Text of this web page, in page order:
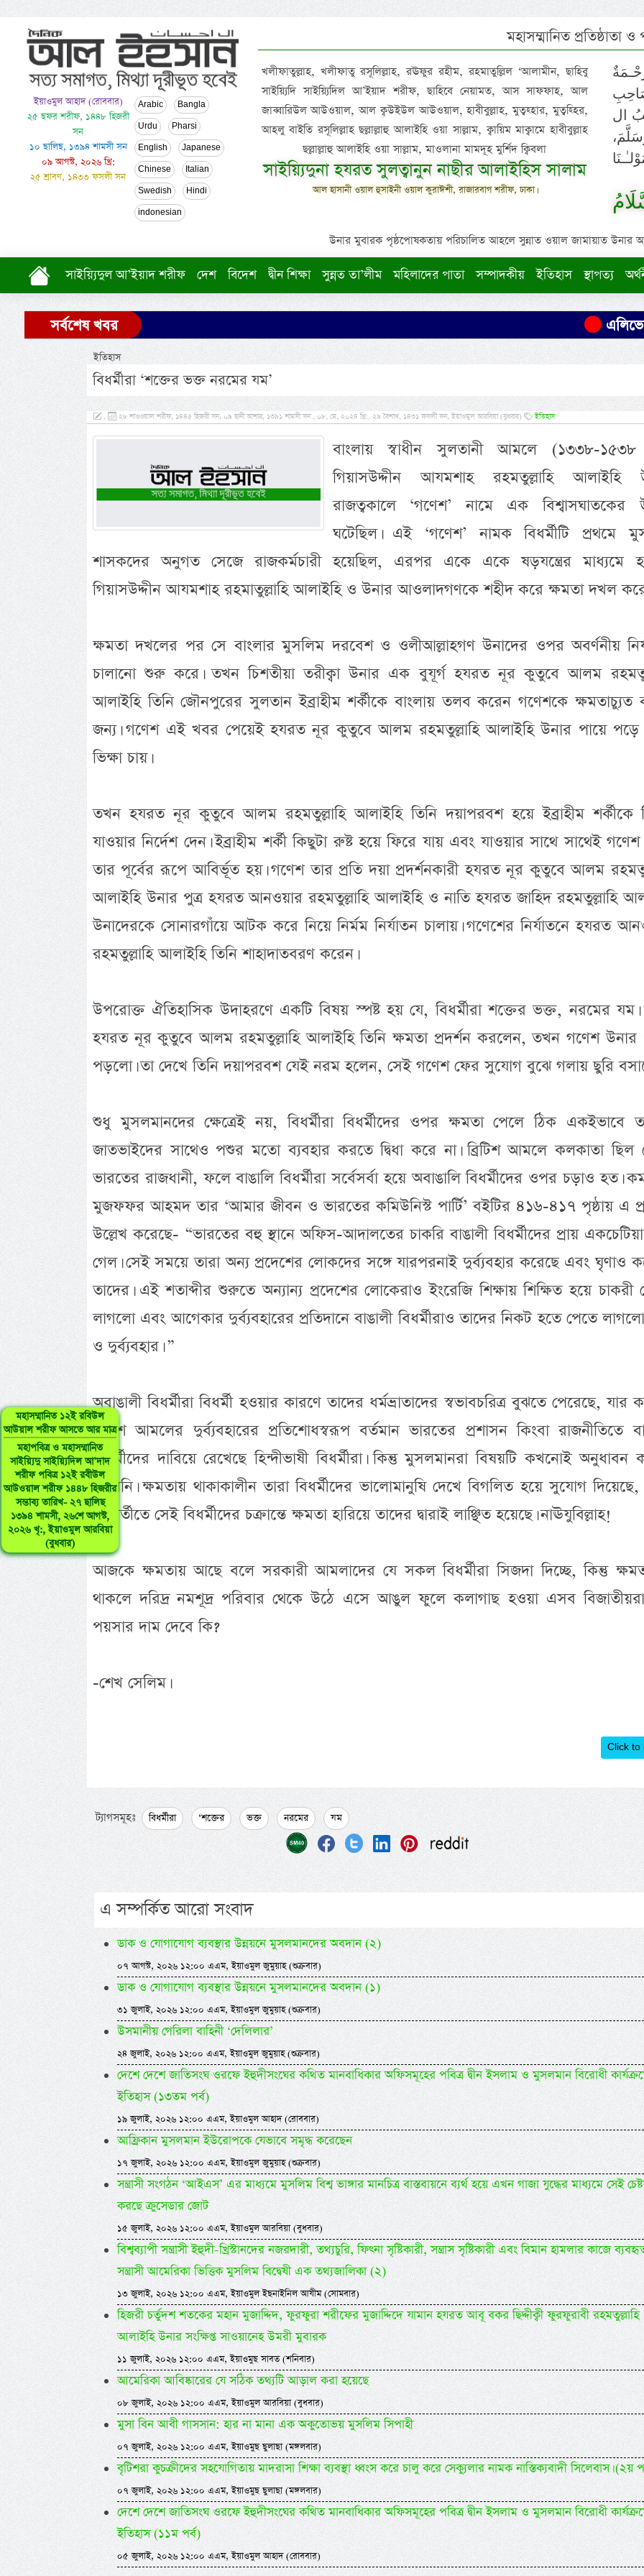
ইয়াওমুল আহাদ (রোববার)
২৫ ছফর শরীফ, ১৪৪৮ হিজরী
সন
১০ ছালিছ, ১৩৯৪ শামসী সন
০৯ আগস্ট, ২০২৬ খ্রি:
২৫ শ্রাবণ, ১৪৩৩ ফসলী সন
Arabic Bangla
Urdu Pharsi
English Japanese
Chinese Italian
Swedish Hindi
indonesian
মহাসম্মানিত প্রতিষ্ঠাতা
খলীফাতুল্লাহ, খলীফাতু রসূলিল্লাহ, রঊফুর রহীম, রহমাতুল্লিল ‘আলামীন, ছাহিবু
সাইয়্যিদি সাইয়্যিদিল আ’ইয়াদ শরীফ, ছাহিবে নেয়ামত, আস সাফফাহ, আল
জাব্বারিউল আউওয়াল, আল ক্বউইউল আউওয়াল, হাবীবুল্লাহ, মুত্বহ্হার, মুত্বহ্হির,
আহলু বাইতি রসূলিল্লাহ ছল্লাল্লাহু আলাইহি ওয়া সাল্লাম, ক্বায়িম মাক্বামে হাবীবুল্লাহ
ছল্লাল্লাহু আলাইহি ওয়া সাল্লাম, মাওলানা মামদূহ মুর্শিদ ক্বিবলা
সাইয়্যিদুনা হযরত সুলত্বানুন নাছীর আলাইহিস সালাম
আল হাসানী ওয়াল হুসাইনী ওয়াল কুরাঈশী, রাজারবাগ শরীফ, ঢাকা।
ال
উনার মুবারক পৃষ্ঠপোষকতায় পরিচালিত আহলে সুন্নাত ওয়াল জামায়াত উনার
সাইয়্যিদুল আ’ইয়াদ শরীফ দেশ বিদেশ দ্বীন শিক্ষা সুন্নত তা’লীম মহিলাদের পাতা সম্পাদকীয় ইতিহাস স্থাপত্য
সর্বশেষ খবর এলিভেটেড
মহাসম্মানিত ১২ই রবিউল
আউয়াল শরীফ আসতে আর মাত্র
মহাপবিত্র ও মহাসম্মানিত
সাইয়্যিদু সাইয়্যিদিল আ’দাদ
শরীফ পবিত্র ১২ই রবীউল
আউওয়াল শরীফ ১৪৪৮ হিজরীর
সম্ভাব্য তারিখ- ২৭ ছালিছ
১৩৯৪ শামসী, ২৬শে আগস্ট,
২০২৬ খৃ:, ইয়াওমুল আরবিয়া
(বুধবার)
ইতিহাস
বিধর্মীরা ‘শক্তের ভক্ত নরমের যম’
, ২৮ শাওওয়াল শরীফ, ১৪৪৫ হিজরী সন, ০৯ ছানী আশার, ১৩৯১ শামসী সন , ০৮, মে, ২০২৪ খ্রি:, ২৯ বৈশাখ, ১৪৩১ ফসলী সন, ইয়াওমুল আরবিয়া (বুধবার) ইতিহাস
বাংলায় স্বাধীন সুলতানী আমলে (১৩৩৮-
গিয়াসউদ্দীন আযমশাহ রহমতুল্লাহি আলাইহি
রাজত্বকালে ‘গণেশ’ নামে এক বিশ্বাসঘাতকের
ঘটেছিল। এই ‘গণেশ’ নামক বিধর্মীটি প্রথমে
শাসকদের অনুগত সেজে রাজকর্মচারী হয়েছিল, এরপর একে একে ষড়যন্ত্রের মাধ্যমে
গিয়াসউদ্দীন আযমশাহ রহমাতুল্লাহি আলাইহি ও উনার আওলাদগণকে শহীদ করে ক্ষমতা দখল
ক্ষমতা দখলের পর সে বাংলার মুসলিম দরবেশ ও ওলীআল্লাহগণ উনাদের ওপর অবর্ণনীয়
চালানো শুরু করে। তখন চিশতীয়া তরীক্বা উনার এক বুযূর্গ হযরত নূর কুতুবে আলম
আলাইহি তিনি জৌনপুরের সুলতান ইব্রাহীম শর্কীকে বাংলায় তলব করেন গণেশকে ক্ষমতাচ্যুত
জন্য। গণেশ এই খবর পেয়েই হযরত নূর কুতুবে আলম রহমতুল্লাহি আলাইহি উনার পায়ে পড়ে
ভিক্ষা চায়।
তখন হযরত নূর কুতুবে আলম রহমতুল্লাহি আলাইহি তিনি দয়াপরবশ হয়ে ইব্রাহীম শর্কীকে
যাওয়ার নির্দেশ দেন। ইব্রাহীম শর্কী কিছুটা রুষ্ট হয়ে ফিরে যায় এবং যাওয়ার সাথে সাথেই
তার পূর্বের রূপে আবির্ভূত হয়। গণেশ তার প্রতি দয়া প্রদর্শনকারী হযরত নূর কুতুবে আলম
আলাইহি উনার পুত্র হযরত আনওয়ার রহমতুল্লাহি আলাইহি ও নাতি হযরত জাহিদ রহমতুল্লাহি
উনাদেরকে সোনারগাঁয়ে আটক করে নিয়ে নির্মম নির্যাতন চালায়। গণেশের নির্যাতনে হযরত
রহমতুল্লাহি আলাইহি তিনি শাহাদাতবরণ করেন।
উপরোক্ত ঐতিহাসিক উদাহরণে একটি বিষয় স্পষ্ট হয় যে, বিধর্মীরা শক্তের ভক্ত, নরমের
হযরত নূর কুতুবে আলম রহমতুল্লাহি আলাইহি তিনি ক্ষমতা প্রদর্শন করলেন, তখন গণেশ উনার
পড়লো। তা দেখে তিনি দয়াপরবশ যেই নরম হলেন, সেই গণেশ ফের সুযোগ বুঝে গলায় ছুরি
শুধু মুসলমানদের ক্ষেত্রেই নয়, বিধর্মীরা বিধর্মীদের ওপর ক্ষমতা পেলে ঠিক একইভাবে
জাতভাইদের সাথেও পশুর মতো ব্যবহার করতে দ্বিধা করে না। ব্রিটিশ আমলে কলকাতা ছিল
ভারতের রাজধানী, ফলে বাঙালি বিধর্মীরা সর্বেসর্বা হয়ে অবাঙালি বিধর্মীদের ওপর চড়াও হত।
মুজফফর আহমদ তার ‘আমার জীবন ও ভারতের কমিউনিস্ট পার্টি’ বইটির ৪১৬-৪১৭ পৃষ্ঠায় এ
উল্লেখ করেছে- “ভারতের বহু স্থানে অফিস-আদালতের চাকরি বাঙালী বিধর্মীদের প্রায়
গেল। সেই সময়ে তারা অন্য প্রদেশের লোকদের সঙ্গে যারপরনাই দুর্ব্যবহার করেছে এবং ঘৃণাও
তাদের। এই শতাব্দীর শুরুতে অন্যান্য প্রদেশের লোকেরাও ইংরেজি শিক্ষায় শিক্ষিত হয়ে চাকরী
লাগলো এবং আগেকার দুর্ব্যবহারের প্রতিদানে বাঙালী বিধর্মীরাও তাদের নিকট হতে পেতে
ও দুর্ব্যবহার। ”
অবাঙালী বিধর্মীরা বিধর্মী হওয়ার কারণে তাদের ধর্মভ্রাতাদের স্বভাবচরিত্র বুঝতে পেরেছে, যার
ব্রিটিশ আমলের দুর্ব্যবহারের প্রতিশোধস্বরূপ বর্তমান ভারতের প্রশাসন কিংবা রাজনীতিতে
বিধর্মীদের দাবিয়ে রেখেছে হিন্দীভাষী বিধর্মীরা। কিন্তু মুসলমানরা বিষয়টি কখনোই অনুধাবন
পারেনি। ক্ষমতায় থাকাকালীন তারা বিধর্মীদের ভালোমানুষি দেখে বিগলিত হয়ে সুযোগ
পরবর্তীতে সেই বিধর্মীদের চক্রান্তে ক্ষমতা হারিয়ে তাদের দ্বারাই লাঞ্ছিত হয়েছে। নাঊযুবিল্লাহ!
আজকে ক্ষমতায় আছে বলে সরকারী আমলাদের যে সকল বিধর্মীরা সিজদা দিচ্ছে, কিন্তু
থাকলে দরিদ্র নমশূদ্র পরিবার থেকে উঠে এসে আঙুল ফুলে কলাগাছ হওয়া এসব
পয়সার দাম দেবে কি?
-শেখ সেলিম।
Click to
ট্যাগসমূহঃ বিধর্মীরা ‘শক্তের ভক্ত নরমের যম
এ সম্পর্কিত আরো সংবাদ
ডাক ও যোগাযোগ ব্যবস্থার উন্নয়নে মুসলমানদের অবদান (২)
০৭ আগস্ট, ২০২৬ ১২:০০ এএম, ইয়াওমুল জুমুয়াহ (শুক্রবার)
ডাক ও যোগাযোগ ব্যবস্থার উন্নয়নে মুসলমানদের অবদান (১)
৩১ জুলাই, ২০২৬ ১২:০০ এএম, ইয়াওমুল জুমুয়াহ (শুক্রবার)
উসমানীয় গেরিলা বাহিনী ‘দেলিলার’
২৪ জুলাই, ২০২৬ ১২:০০ এএম, ইয়াওমুল জুমুয়াহ (শুক্রবার)
দেশে দেশে জাতিসংঘ ওরফে ইহুদীসংঘের কথিত মানবাধিকার অফিসমূহের পবিত্র দ্বীন ইসলাম ও মুসলমান বিরোধী
ইতিহাস (১৩তম পর্ব)
১৯ জুলাই, ২০২৬ ১২:০০ এএম, ইয়াওমুল আহাদ (রোববার)
আফ্রিকান মুসলমান ইউরোপকে যেভাবে সমৃদ্ধ করেছেন
১৭ জুলাই, ২০২৬ ১২:০০ এএম, ইয়াওমুল জুমুয়াহ (শুক্রবার)
সন্ত্রাসী সংগঠন ‘আইএস’ এর মাধ্যমে মুসলিম বিশ্ব ভাঙ্গার মানচিত্র বাস্তবায়নে ব্যর্থ হয়ে এখন গাজা যুদ্ধের মাধ্যমে সেই
করছে ক্রুসেডার জোট
১৫ জুলাই, ২০২৬ ১২:০০ এএম, ইয়াওমুল আরবিয়া (বুধবার)
বিশ্বব্যাপী সন্ত্রাসী ইহুদী-খ্রিস্টানদের নজরদারী, তথ্যচুরি, ফিৎনা সৃষ্টিকারী, সন্ত্রাস সৃষ্টিকারী এবং বিমান হামলার কাজে
সন্ত্রাসী আমেরিকা ভিত্তিক মুসলিম বিদ্বেষী এক তথ্যজালিকা (২)
১৩ জুলাই, ২০২৬ ১২:০০ এএম, ইয়াওমুল ইছনাইনিল আযীম (সোমবার)
হিজরী চর্তুদশ শতকের মহান মুজাদ্দিদ, ফুরফুরা শরীফের মুজাদ্দিদে যামান হযরত আবূ বকর ছিদ্দীক্বী ফুরফুরাবী রহমতুল্লাহি
আলাইহি উনার সংক্ষিপ্ত সাওয়ানেহ উমরী মুবারক
১১ জুলাই, ২০২৬ ১২:০০ এএম, ইয়াওমুছ সাবত (শনিবার)
আমেরিকা আবিষ্কারের যে সঠিক তথ্যটি আড়াল করা হয়েছে
০৮ জুলাই, ২০২৬ ১২:০০ এএম, ইয়াওমুল আরবিয়া (বুধবার)
মুসা বিন আবী গাসসান: হার না মানা এক অকুতোভয় মুসলিম সিপাহী
০৭ জুলাই, ২০২৬ ১২:০০ এএম, ইয়াওমুছ ছুলাছা (মঙ্গলবার)
বৃটিশরা কুচক্রীদের সহযোগিতায় মাদরাসা শিক্ষা ব্যবস্থা ধ্বংস করে চালু করে সেক্যুলার নামক নাস্তিক্যবাদী সিলেবাস। (২য়
০৭ জুলাই, ২০২৬ ১২:০০ এএম, ইয়াওমুছ ছুলাছা (মঙ্গলবার)
দেশে দেশে জাতিসংঘ ওরফে ইহুদীসংঘের কথিত মানবাধিকার অফিসমূহের পবিত্র দ্বীন ইসলাম ও মুসলমান বিরোধী
ইতিহাস (১১ম পর্ব)
০৫ জুলাই, ২০২৬ ১২:০০ এএম, ইয়াওমুল আহাদ (রোববার)